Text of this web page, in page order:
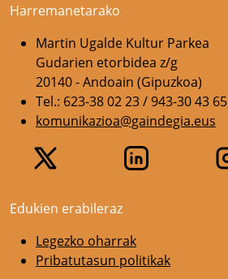
Harremanetarako
Martin Ugalde Kultur Parkea
Gudarien etorbidea z/g
20140 - Andoain (Gipuzkoa)
Tel.: 623-38 02 23 / 943-30 43 65
komunikazioa@gaindegia.eus
Edukien erabileraz
Legezko oharrak
Pribatutasun politikak